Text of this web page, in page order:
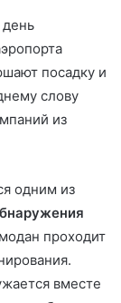
посадку и
слову
из
одним из
проходит
вместе